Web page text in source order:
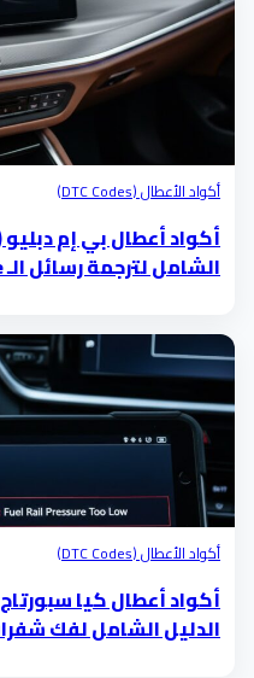
أكواد الأعطال (DTC Codes)
الشامل لترجمة رسائل الـ iDrive
أكواد الأعطال (DTC Codes)
الدليل الشامل لفك